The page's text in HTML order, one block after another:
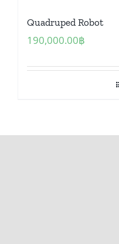
Quadruped Robot
190,000.00฿